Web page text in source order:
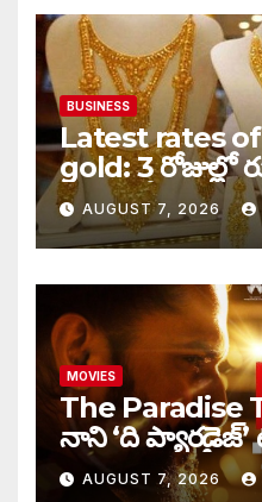
BUSINESS
Latest rates
gold: 3 రోజుల్లో
తులం గోల్డ్…
AUGUST 7, 2026
MOVIES
The Paradise
నాని ‘ది ప్యారడైజ్’
AUGUST 7, 2026